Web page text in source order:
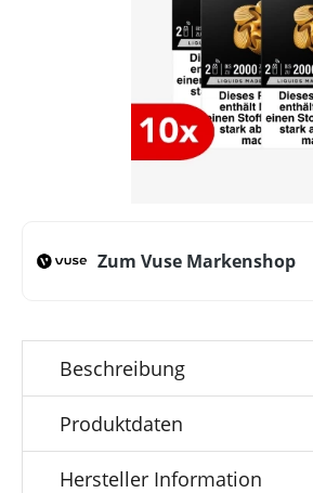
Zum Vuse Markenshop
Beschreibung
Produktdaten
Hersteller Information